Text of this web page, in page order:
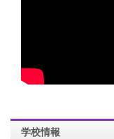
学校情報